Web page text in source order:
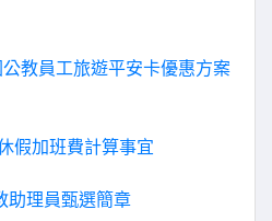
教員工旅遊平安卡優惠方案
假加班費計算事宜
助理員甄選簡章